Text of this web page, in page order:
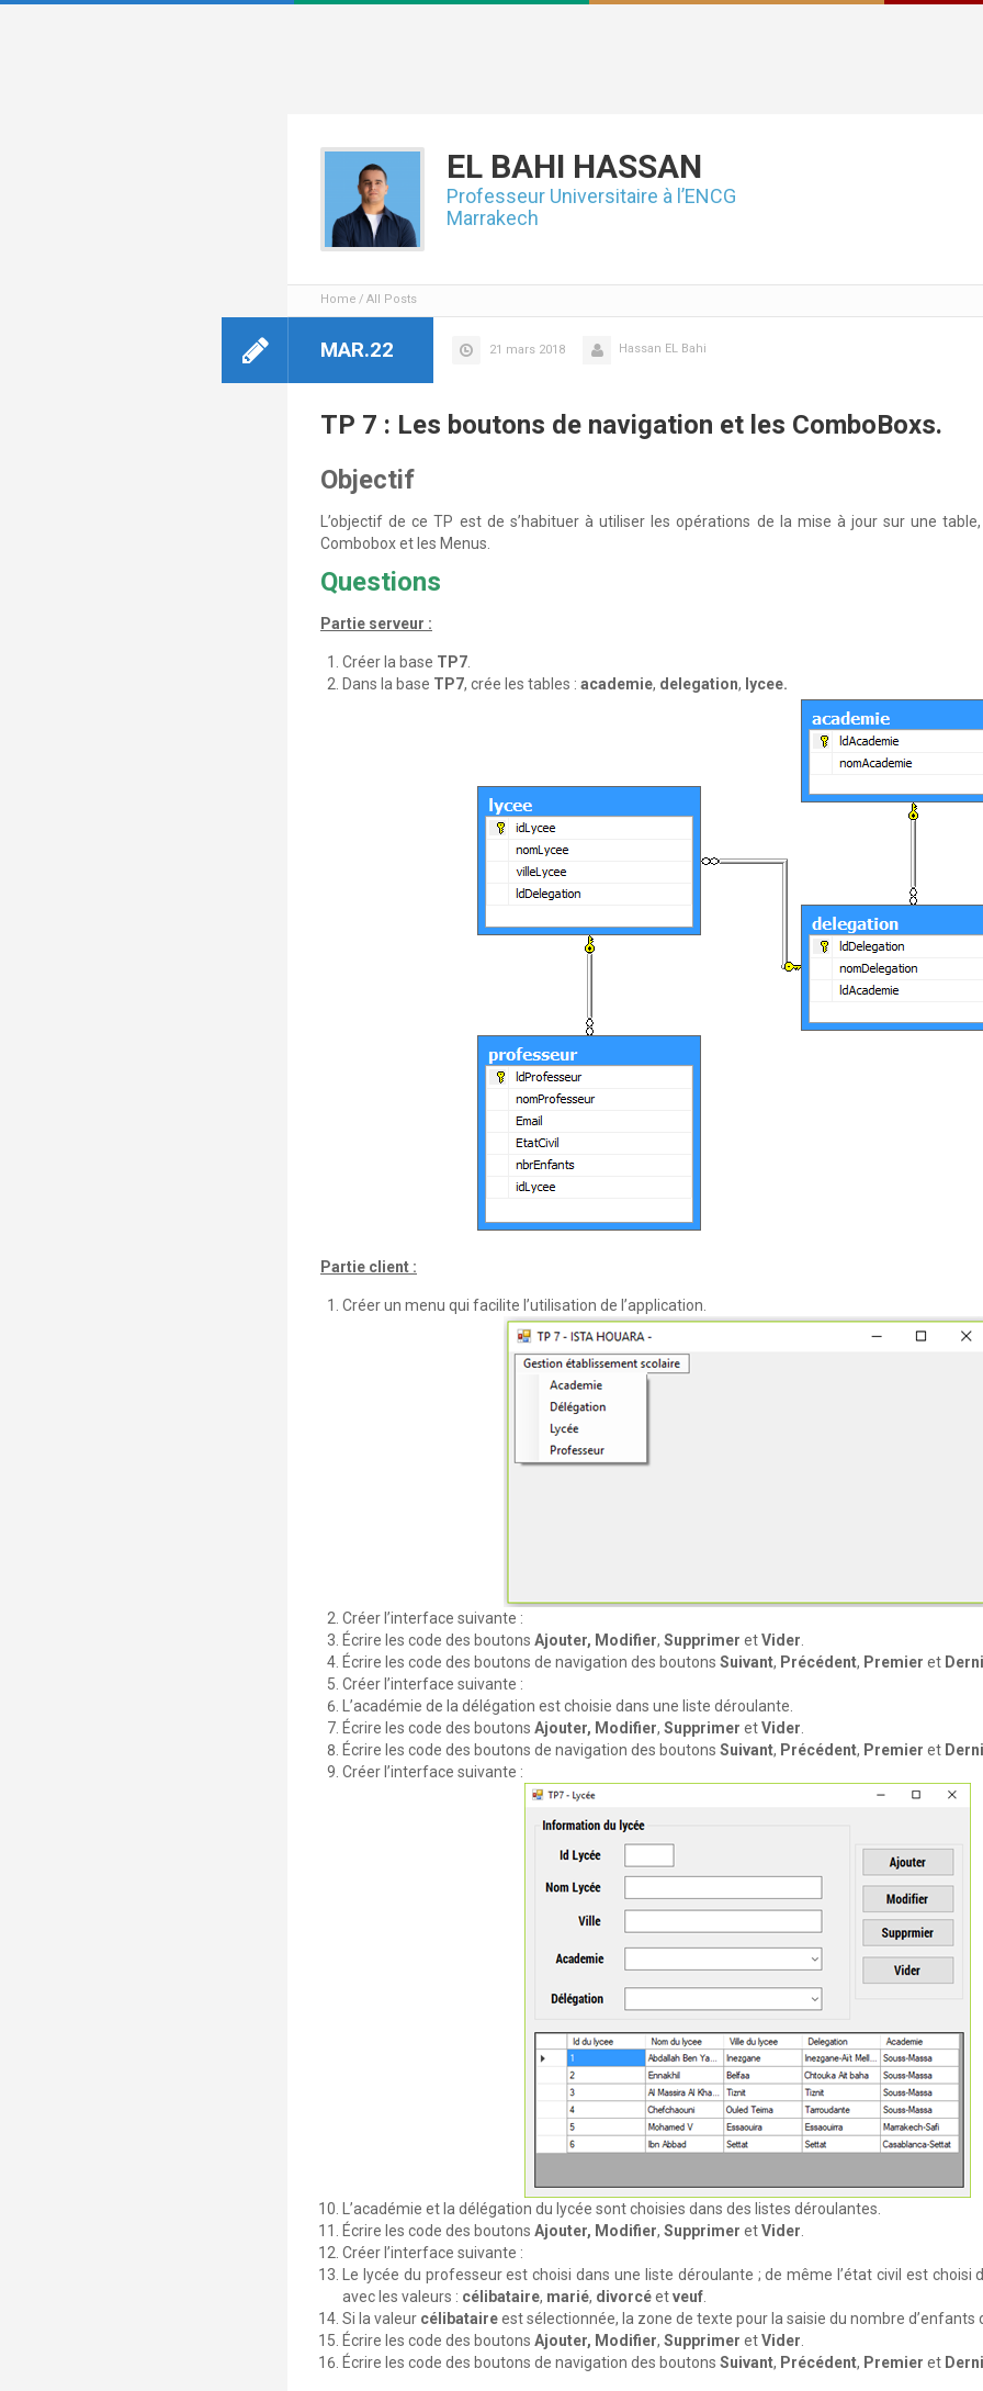
EL BAHI HASSAN
Professeur Universitaire à l’ENCG
Marrakech
Home All Posts
MAR.22 21 mars 2018 Hassan EL Bahi
TP 7 : Les boutons de navigation et les ComboBoxs.
Objectif
L’objectif de ce TP est de s’habituer à utiliser les opérations de la mise à jour sur une
Combobox et les Menus.
Questions
Partie serveur :
Créer la base TP7
Dans la base TP7, crée les tables : academie, delegation, lycee.
Partie client :
Créer un menu qui facilite l’utilisation de l’application.
Créer l’interface suivante :
Écrire les code des boutons Ajouter, Modifier, Supprimer etVider
Écrire les code des boutons de navigation des boutons Suivant, Précédent, Premier et
Créer l’interface suivante :
L’académie de la délégation est choisie dans une liste déroulante.
Écrire les code des boutons Ajouter, Modifier, Supprimer etVider
Écrire les code des boutons de navigation des boutons Suivant, Précédent, Premier et
Créer l’interface suivante :
L’académie et la délégation du lycée sont choisies dans des listes déroulantes.
Écrire les code des boutons Ajouter, Modifier, Supprimer etVider
Créer l’interface suivante :
Le lycée du professeur est choisi dans une liste déroulante ; de même l’état civil est choisi
avec les valeurs : célibataire, marié, divorcéetveuf
Si la valeur célibataireest sélectionnée, la zone de texte pour la saisie du nombre d’enfants
Écrire les code des boutons Ajouter, Modifier, Supprimer etVider
Écrire les code des boutons de navigation des boutons Suivant, Précédent, Premier et